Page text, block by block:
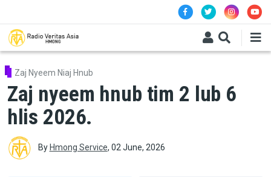
Zaj Nyeem Niaj Hnub
Zaj nyeem hnub tim 2 lub 6
hlis 2026.
By Hmong Service, 02 June, 2026